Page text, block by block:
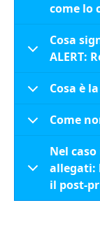
come lo
Cosa
ALERT:
Cosa è
Come
Nel
allegati:
il post-